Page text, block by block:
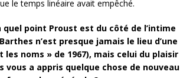
le temps linéaire avait empêché.
point Proust est du côté de l’intime
n’est presque jamais le lieu d’une
noms » de 1967), mais celui du plaisir
a appris quelque chose de nouveau